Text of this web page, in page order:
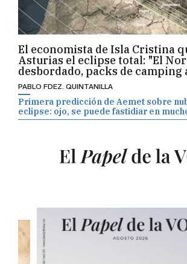
El economista de Isla Cristina
Asturias el eclipse total: "El
desbordado, packs de camping
PABLO FDEZ. QUINTANILLA
Primera predicción de Aemet sobre
eclipse: ojo, se puede fastidiar en